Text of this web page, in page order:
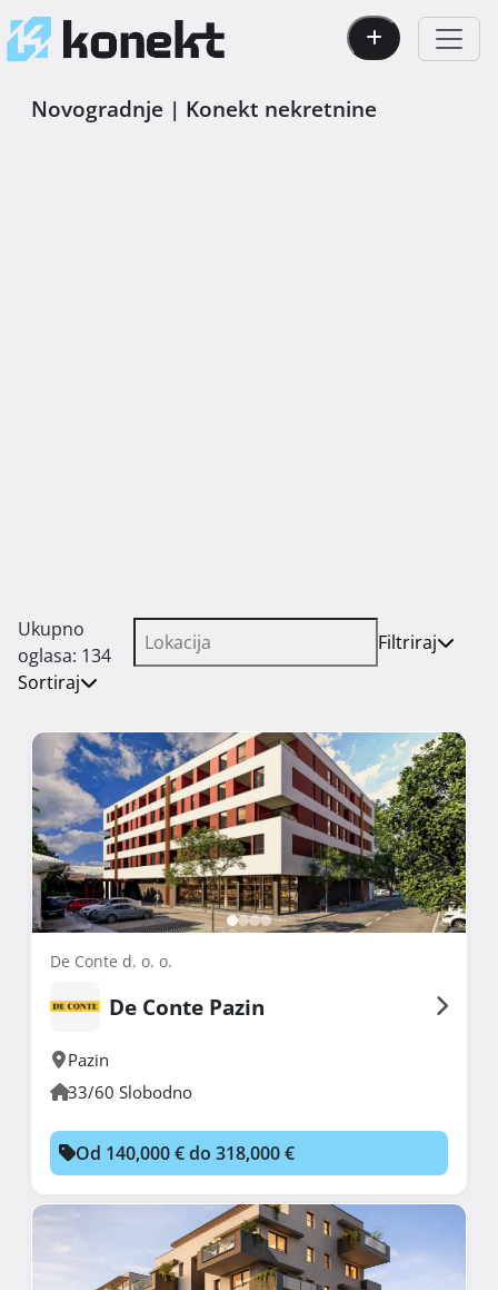
Novogradnje | Konekt nekretnine
Ukupno
oglasa: 134
Filtriraj
Sortiraj
De Conte d. o. o.
De Conte Pazin
Pazin
33/60 Slobodno
Od 140,000 € do 318,000 €